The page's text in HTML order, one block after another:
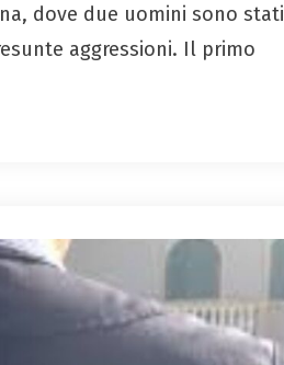
dove due uomini sono stati
aggressioni. Il primo